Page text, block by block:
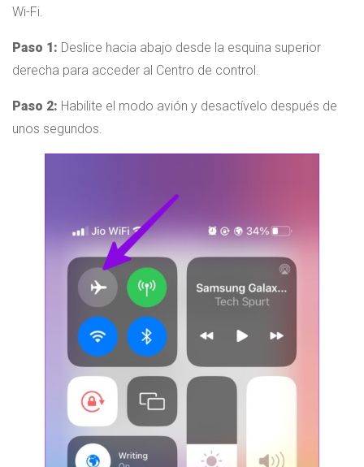
Wi-Fi.
Paso 1: Deslice hacia abajo desde la esquina superior
derecha para acceder al Centro de control.
Paso 2: Habilite el modo avión y desactívelo después de
unos segundos.